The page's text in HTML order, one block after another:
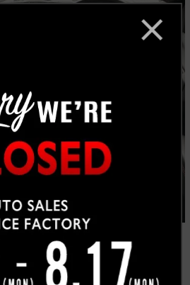
とし、質感の高さ
が際立ったイ
す。